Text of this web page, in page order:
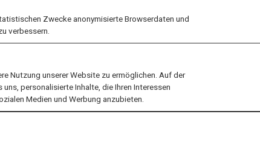
Zwecke anonymisierte Browserdaten und
verbessern.
Nutzung unserer Website zu ermöglichen. Auf der
personalisierte Inhalte, die Ihren Interessen
Medien und Werbung anzubieten.